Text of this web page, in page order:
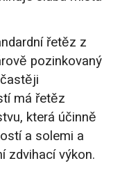
řetěz z
pozinkovaný
má řetěz
která účinně
a solemi a
zdvihací výkon.